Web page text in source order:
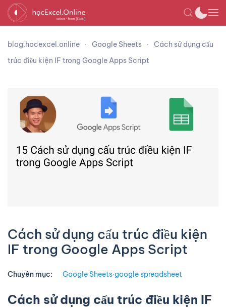
blog.hocexcel.online Google Sheets
Cách sử dụng cấu
trúc điều kiện IF trong Google Apps Script
Cách sử dụng cấu trúc điều kiện
IF trong Google Apps Script
Chuyên mục: Google Sheets∙google spreadsheet
Cách sử dụng cấu trúc điều kiện IF